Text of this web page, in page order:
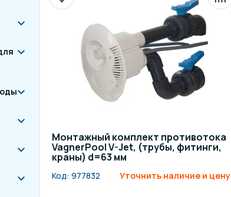
Монтажный комплект противотока
VagnerPool V-Jet, (трубы, фитинги,
краны) d=63 мм
Код: 977832 Уточнить наличие и цену